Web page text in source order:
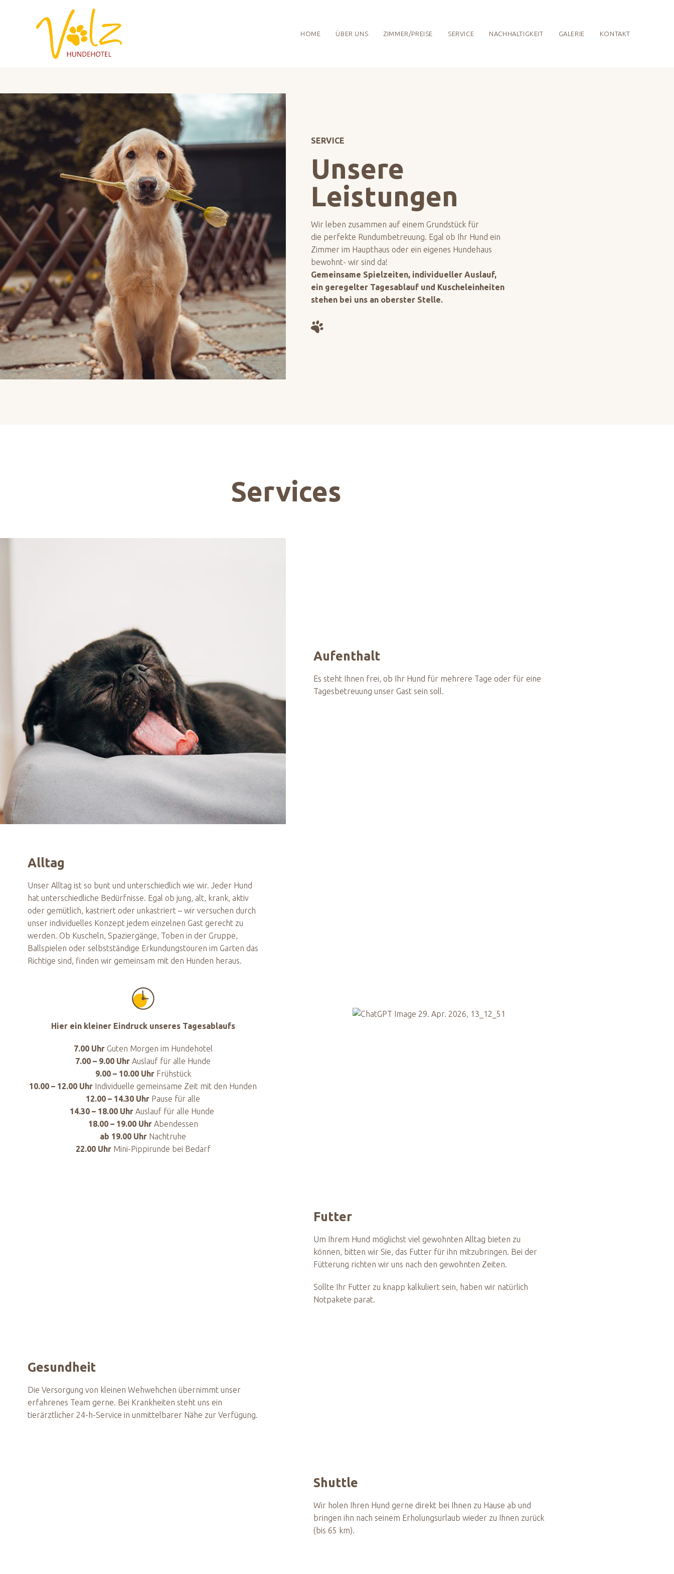
HOME ÜBER UNS ZIMMER/PREISE SERVICE NACHHALTIGKEIT GALERIE KONTAKT
SERVICE
Unsere
Leistungen
Wir leben zusammen auf einem Grundstück für
die perfekte Rundumbetreuung. Egal ob Ihr Hund ein
Zimmer im Haupthaus oder ein eigenes Hundehaus
bewohnt- wir sind da!
Gemeinsame Spielzeiten, individueller Auslauf,
ein geregelter Tagesablauf und Kuscheleinheiten
stehen bei uns an oberster Stelle.
Services
Aufenthalt
Es steht Ihnen frei, ob Ihr Hund für mehrere Tage oder für eine
Tagesbetreuung unser Gast sein soll.
Alltag
Unser Alltag ist so bunt und unterschiedlich wie wir. Jeder Hund
hat unterschiedliche Bedürfnisse. Egal ob jung, alt, krank, aktiv
oder gemütlich, kastriert oder unkastriert – wir versuchen durch
unser individuelles Konzept jedem einzelnen Gast gerecht zu
werden. Ob Kuscheln, Spaziergänge, Toben in der Gruppe,
Ballspielen oder selbstständige Erkundungstouren im Garten das
Richtige sind, finden wir gemeinsam mit den Hunden heraus.
Hier ein kleiner Eindruck unseres Tagesablaufs
7.00 UhrGuten Morgen im Hundehotel
7.00 – 9.00 Uhr Auslauf für alle Hunde
9.00 – 10.00 UhrFrühstück
10.00 – 12.00 Uhr Individuelle gemeinsame Zeit mit den Hunden
12.00 – 14.30 Uhr Pause für alle
14.30 – 18.00 Uhr Auslauf für alle Hunde
18.00 – 19.00 UhrAbendessen
ab 19.00 Uhr Nachtruhe
22.00 UhrMini-Pippirunde bei Bedarf
Futter
Um Ihrem Hund möglichst viel gewohnten Alltag bieten zu
können, bitten wir Sie, das Futter für ihn mitzubringen. Bei der
Fütterung richten wir uns nach den gewohnten Zeiten.
Sollte Ihr Futter zu knapp kalkuliert sein, haben wir natürlich
Notpakete parat.
Gesundheit
Die Versorgung von kleinen Wehwehchen übernimmt unser
erfahrenes Team gerne. Bei Krankheiten steht uns ein
tierärztlicher 24-h-Service in unmittelbarer Nähe zur Verfügung.
Shuttle​
Wir holen Ihren Hund gerne direkt bei Ihnen zu Hause ab und
bringen ihn nach seinem Erholungsurlaub wieder zu Ihnen zurück
(bis 65 km).